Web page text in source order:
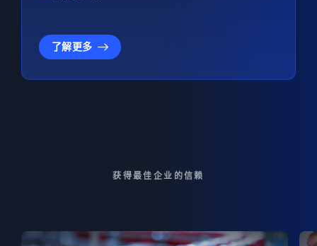
了解更多
获得最佳企业的信赖